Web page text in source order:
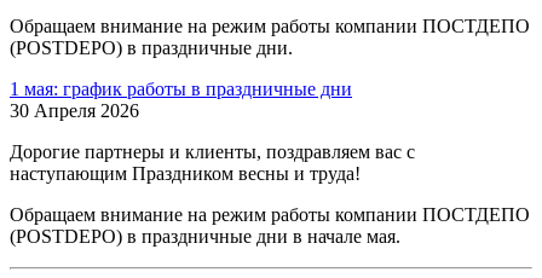
Обращаем внимание на режим работы компании ПОСТДЕПО
(POSTDEPO) в праздничные дни.
1 мая: график работы в праздничные дни
30 Апреля 2026
Дорогие партнеры и клиенты, поздравляем вас с
наступающим Праздником весны и труда!
Обращаем внимание на режим работы компании ПОСТДЕПО
(POSTDEPO) в праздничные дни в начале мая.